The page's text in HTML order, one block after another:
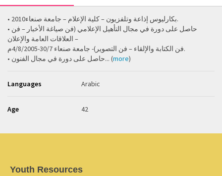
• بكارليوس إذاعة وتلفزيون – كلية الإعلام – جامعة صنعاء2010.
• حاصل على دورة في مجال التأهيل الإعلامي (فن صياغة الأخبار – فن
العلاقات العامة والإعلان –
فن الكتابة والإلقاء – فن التصوير)- جامعة صنعاء 30/7-4/8/2005م.
• حاصل على دورة في مجال الفنون... (more)
Languages Arabic
Age 42
Youth Resources